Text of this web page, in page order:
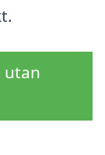
utan